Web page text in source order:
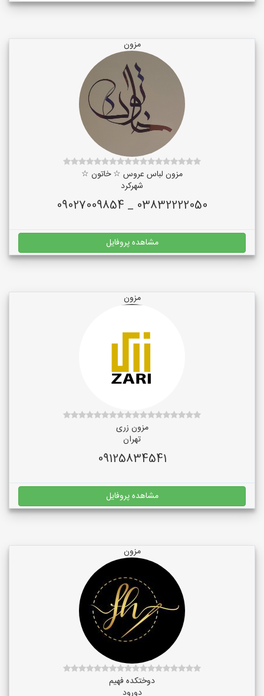
مزون
مزون لباس عروس ☆ خاتون ☆
شهرکرد
03832222050 _ 09027009854
مشاهده پروفایل
مزون
مزون زری
تهران
09125834541
مشاهده پروفایل
مزون
دوختکده فهیم
دورود